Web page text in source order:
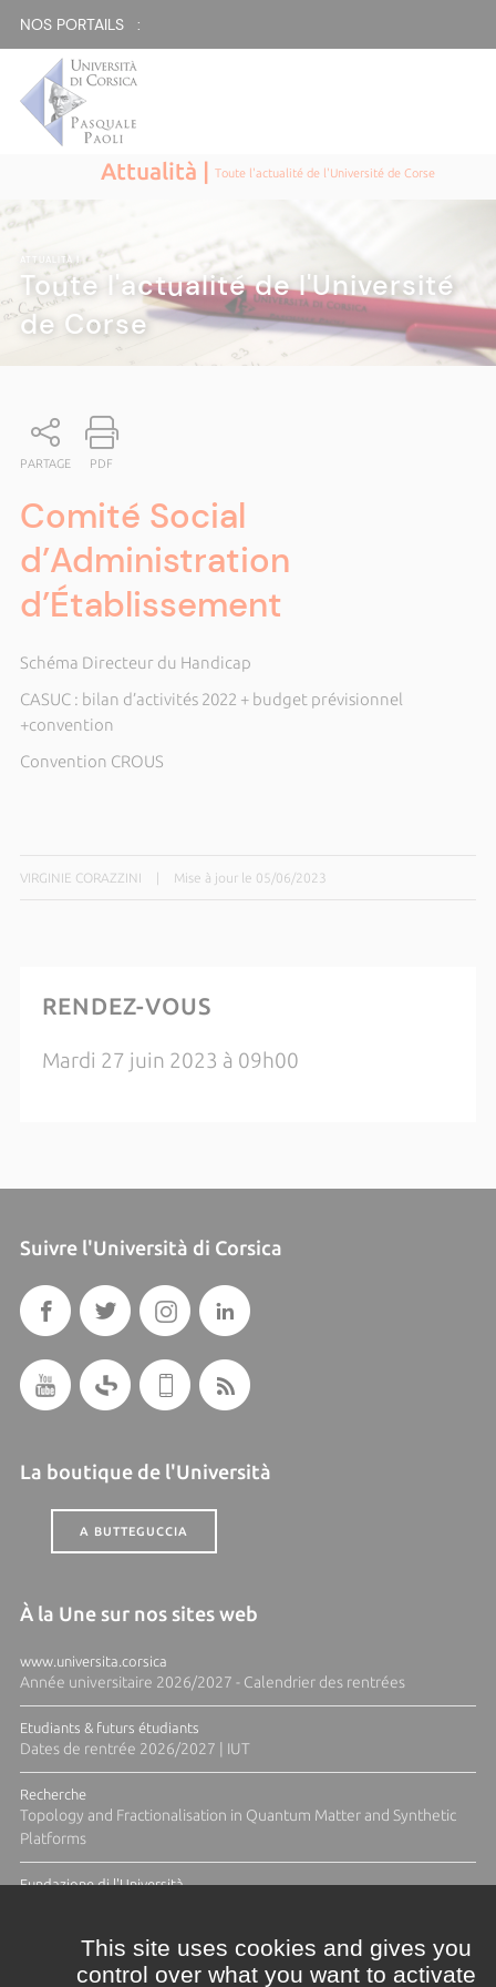
NOS PORTAILS :
Attualità |Toute l'actualité de l'Université de Corse
ATTUALITÀ|
Toute l'actualité de l'Université
de Corse
PARTAGE PDF
Comité Social
d’Administration
d’Établissement
Schéma Directeur du Handicap
CASUC : bilan d’activités 2022 + budget prévisionnel
+convention
Convention CROUS
VIRGINIE CORAZZINI Mise à jour le 05/06/2023
RENDEZ-VOUS
Mardi 27 juin 2023 à 09h00
Suivre l'Università di Corsica
La boutique de l'Università
A BUTTEGUCCIA
À la Une sur nos sites web
www.universita.corsica
Année universitaire 2026/2027 - Calendrier des rentrées
Etudiants & futurs étudiants
Dates de rentrée 2026/2027 | IUT
Recherche
Topology and Fractionalisation in Quantum Matter and Synthetic
Platforms
Fundazione di l'Università
This site uses cookies and gives you
control over what you want to activate